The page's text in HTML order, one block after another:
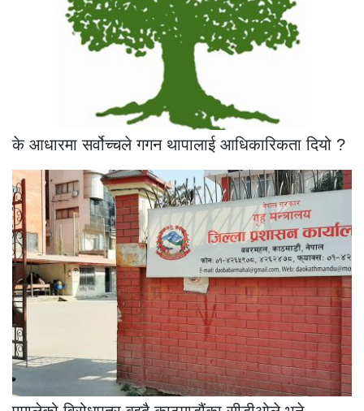
के आधारमा सर्वोच्चले गगन थापालाई आधिकारिकता दियो ?